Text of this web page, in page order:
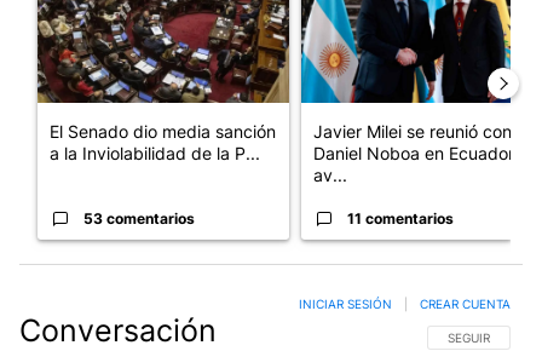
El Senado dio media sanción
a la Inviolabilidad de la P...
53 comentarios
Javier Milei se reunió con
Daniel Noboa en Ecuador y
av...
11 comentarios
Conversación SIGA ESTA
SEGUIR
INICIAR SESIÓN CREAR CUENTA